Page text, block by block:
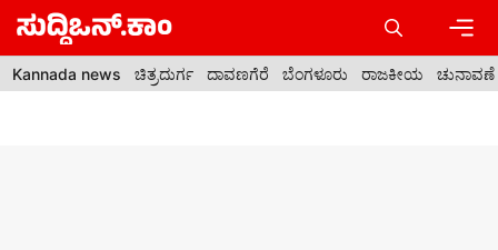
Skip
content
Kannada news ಚಿತ್ರದುರ್ಗ ದಾವಣಗೆರೆ ಬೆಂಗಳೂರು ರಾಜಕೀಯ ಚುನಾವಣೆ